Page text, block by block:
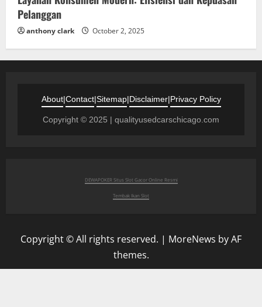
Pelanggan
anthony clark October 2, 2025
About|Contact|Sitemap|Disclaimer|Privacy Policy
Copyright © 2025 | qualityusedcarschicago.com
DEWAPOKER Situs Slot Gacor Online Resmi
Tembak Ikan Slot
Copyright © All rights reserved. | MoreNews by AF
themes.